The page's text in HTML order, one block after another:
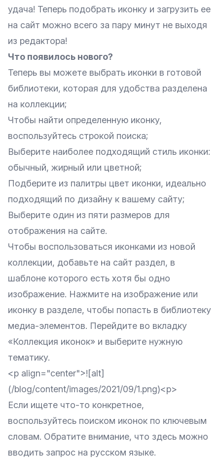
удача! Теперь подобрать иконку и загрузить ее
на сайт можно всего за пару минут не выходя
из редактора!
Что появилось нового?
Теперь вы можете выбрать иконки в готовой
библиотеки, которая для удобства разделена
на коллекции;
Чтобы найти определенную иконку,
воспользуйтесь строкой поиска;
Выберите наиболее подходящий стиль иконки:
обычный, жирный или цветной;
Подберите из палитры цвет иконки, идеально
подходящий по дизайну к вашему сайту;
Выберите один из пяти размеров для
отображения на сайте.
Чтобы воспользоваться иконками из новой
коллекции, добавьте на сайт раздел, в
шаблоне которого есть хотя бы одно
изображение. Нажмите на изображение или
иконку в разделе, чтобы попасть в библиотеку
медиа-элементов. Перейдите во вкладку
«Коллекция иконок» и выберите нужную
тематику.
<p align="center">![alt]
(/blog/content/images/2021/09/1.png)<p>
Если ищете что-то конкретное,
воспользуйтесь поиском иконок по ключевым
словам. Обратите внимание, что здесь можно
вводить запрос на русском языке.